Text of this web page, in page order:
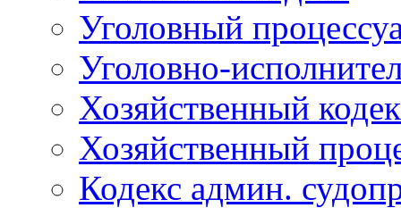
Уголовный
Уголовно-
Хозяйственный
Хозяйственный
Кодекс админ.